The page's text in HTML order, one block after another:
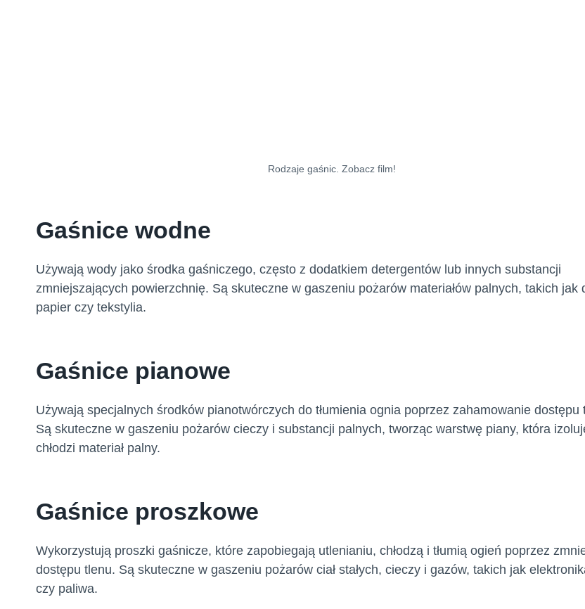
Rodzaje gaśnic. Zobacz film!
Gaśnice wodne
Używają wody jako środka gaśniczego, często z dodatkiem detergentów lub innych substancji
zmniejszających powierzchnię. Są skuteczne w gaszeniu pożarów materiałów palnych, takich jak
papier czy tekstylia.
Gaśnice pianowe
Używają specjalnych środków pianotwórczych do tłumienia ognia poprzez zahamowanie dostępu
Są skuteczne w gaszeniu pożarów cieczy i substancji palnych, tworząc warstwę piany, która
chłodzi materiał palny.
Gaśnice proszkowe
Wykorzystują proszki gaśnicze, które zapobiegają utlenianiu, chłodzą i tłumią ogień poprzez
dostępu tlenu. Są skuteczne w gaszeniu pożarów ciał stałych, cieczy i gazów, takich jak
czy paliwa.